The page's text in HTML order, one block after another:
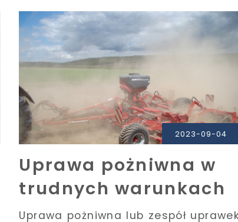
2023-09-04
Uprawa pożniwna w
trudnych warunkach
Uprawa pożniwna lub zespół